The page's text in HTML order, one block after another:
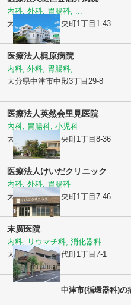
内科, 外科, 胃腸科, ...
大分県中津市 中央町1丁目1-43
医療法人梶原病院
内科, 外科, 胃腸科, ...
大分県中津市中殿3丁目29-8
医療法人英然会里見医院
内科, 胃腸科, 小児科
大分県中津市中央町1丁目8-36
医療法人けいだクリニック
内科, 外科, 胃腸科
大分県中津市中央町1丁目7-46
末廣医院
内科, リウマチ科, 消化器科
大分県中津市沖代町1丁目7-1
中津市(循環器科)の